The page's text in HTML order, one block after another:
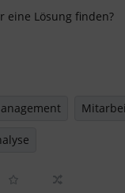
eine Lösung finden?